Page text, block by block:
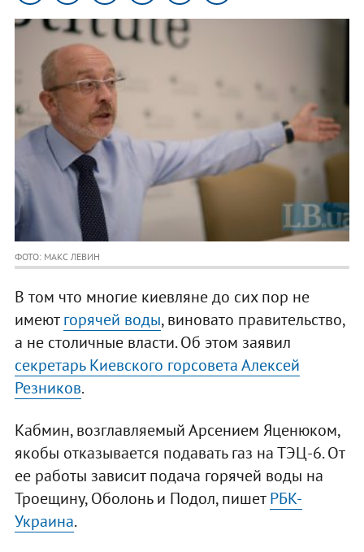
ФОТО: МАКС ЛЕВИН
В том что многие киевляне до сих пор не
имеютгорячей воды, виновато правительство,
а не столичные власти. Об этом заявил
секретарь Киевского горсовета Алексей
Резников.
Кабмин, возглавляемый Арсением Яценюком,
якобы отказывается подавать газ на ТЭЦ-6. От
ее работы зависит подача горячей воды на
Троещину, Оболонь и Подол, пишетРБК-
Украина.